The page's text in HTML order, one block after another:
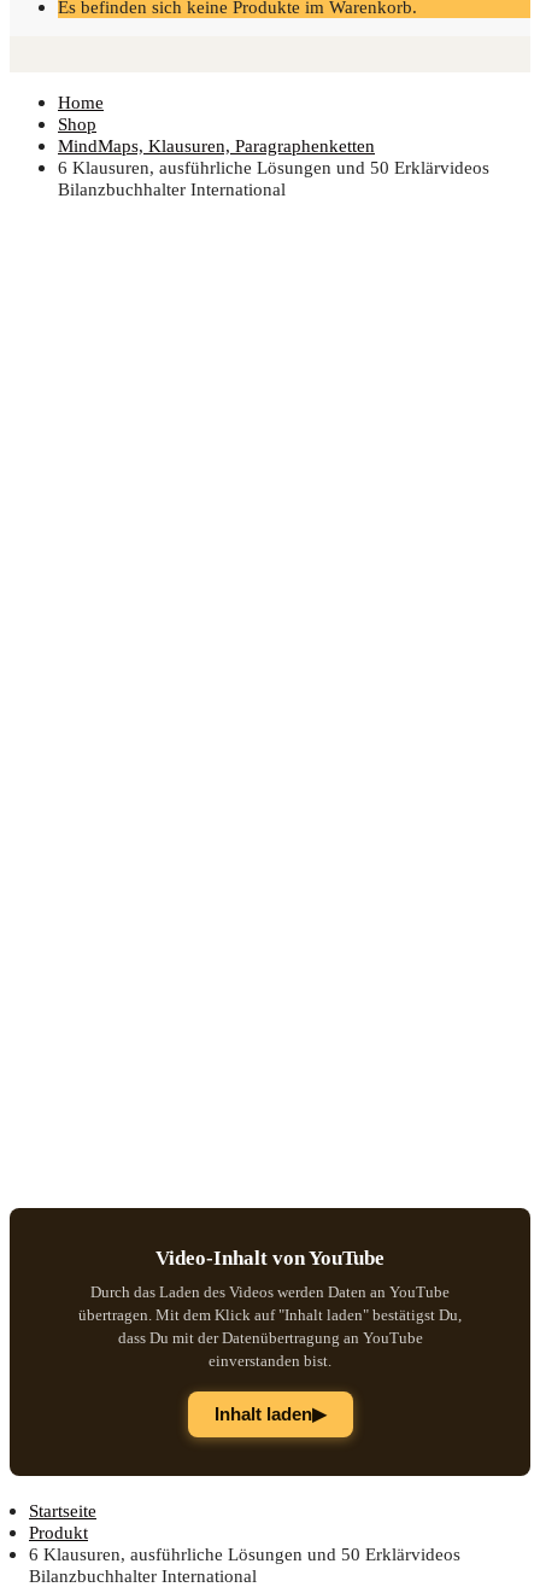
Es befinden sich keine Produkte im Warenkorb.
Home
Shop
MindMaps, Klausuren, Paragraphenketten
6 Klau­su­ren, aus­führ­li­che Lösun­gen und 50 Erklär­vi­de­os
Bilanz­buch­hal­ter International
Video-Inhalt von YouTube
Durch das Laden des Videos werden Daten an YouTube
übertragen. Mit dem Klick auf "Inhalt laden" bestätigst Du,
dass Du mit der Datenübertragung an YouTube
einverstanden bist.
Inhalt laden▶
Startseite
Produkt
6 Klausuren, ausführliche Lösungen und 50 Erklärvideos
Bilanzbuchhalter International